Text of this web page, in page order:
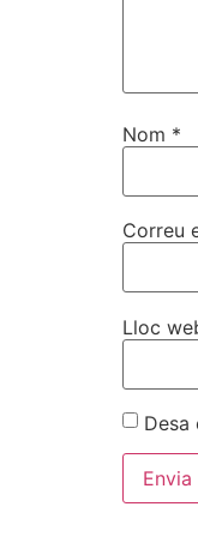
Nom *
Correu
Lloc